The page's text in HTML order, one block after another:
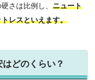
さは比例し、 ニュート
レスといえます。
どのくらい？